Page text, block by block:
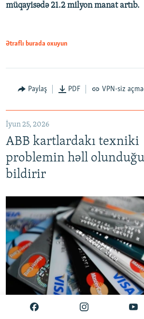
Auto 240p 360p
720p 1080p
müqayisədə 21.2 milyon manat artıb.
Ətraflı burada oxuyun
Paylaş PDF VPN-siz
İyun 25, 2026
ABB kartlardakı texniki
problemin həll
bildirir
Bank kartları